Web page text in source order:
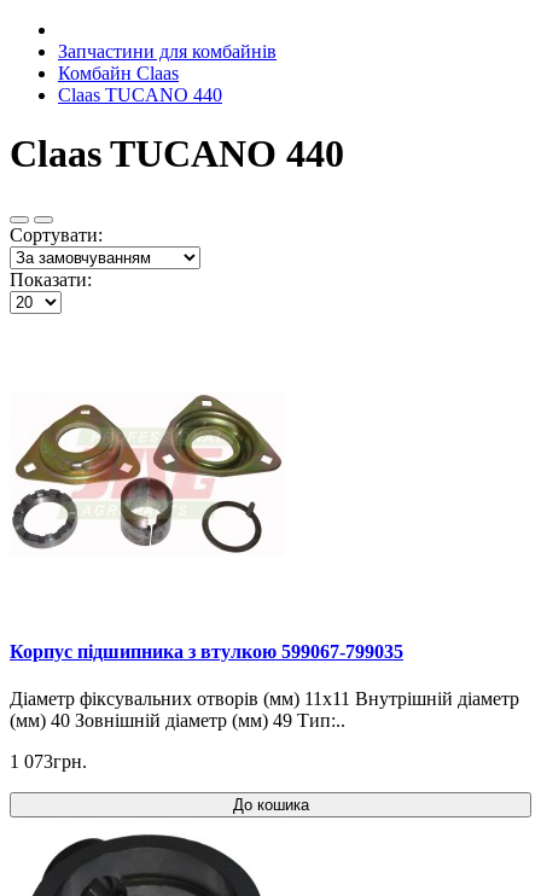
Запчастини для комбайнів
Комбайн Claas
Claas TUCANO 440
Claas TUCANO 440
Сортувати:
Показати:
Корпус підшипника з втулкою 599067-799035
Діаметр фіксувальних отворів (мм) 11x11 Внутрішній діаметр
(мм) 40 Зовнішній діаметр (мм) 49 Тип:..
1 073грн.
До кошика